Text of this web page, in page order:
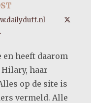
en heeft daarom
haar
op de site is
vermeld. Alle